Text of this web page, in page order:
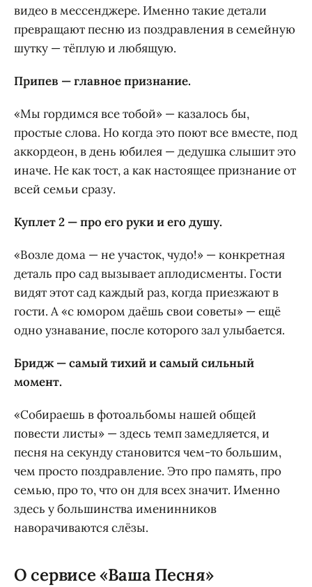
видео в мессенджере. Именно такие детали
превращают песню из поздравления в семейную
шутку — тёплую и любящую.
Припев — главное признание.
«Мы гордимся все тобой» — казалось бы,
простые слова. Но когда это поют все вместе, под
аккордеон, в день юбилея — дедушка слышит это
иначе. Не как тост, а как настоящее признание от
всей семьи сразу.
Куплет 2 — про его руки и его душу.
«Возле дома — не участок, чудо!» — конкретная
деталь про сад вызывает аплодисменты. Гости
видят этот сад каждый раз, когда приезжают в
гости. А «с юмором даёшь свои советы» — ещё
одно узнавание, после которого зал улыбается.
Бридж — самый тихий и самый сильный
момент.
«Собираешь в фотоальбомы нашей общей
повести листы» — здесь темп замедляется, и
песня на секунду становится чем-то большим,
чем просто поздравление. Это про память, про
семью, про то, что он для всех значит. Именно
здесь у большинства именинников
наворачиваются слёзы.
О сервисе «Ваша Песня»